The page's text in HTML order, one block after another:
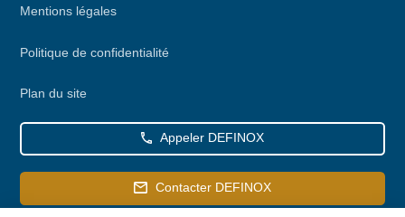
Mentions légales
Politique de confidentialité
Plan du site
Appeler DEFINOX
Contacter DEFINOX